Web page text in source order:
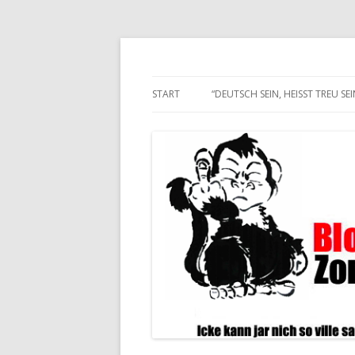
START “DEUTSCH SEIN, HEISST TREU